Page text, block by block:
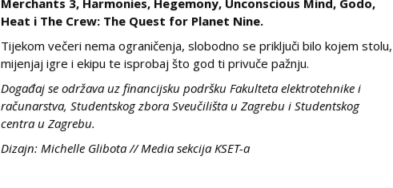
Merchants 3, Harmonies, Hegemony, Unconscious Mind, Godo,
Heat i The Crew: The Quest for Planet Nine.
Tijekom večeri nema ograničenja, slobodno se priključi bilo kojem stolu,
mijenjaj igre i ekipu te isprobaj što god ti privuče pažnju.
Događaj se održava uz financijsku podršku Fakulteta elektrotehnike i
računarstva, Studentskog zbora Sveučilišta u Zagrebu i Studentskog
centra u Zagrebu.
Dizajn: Michelle Glibota // Media sekcija KSET-a